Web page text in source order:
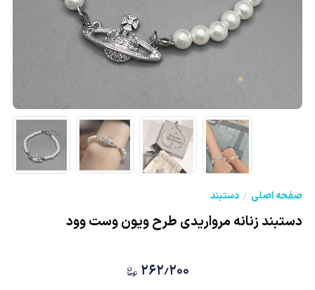
صفحه اصلی دستبند
دستبند زنانه مرواریدی طرح ویون وست وود
۲۶۲٫۲۰۰